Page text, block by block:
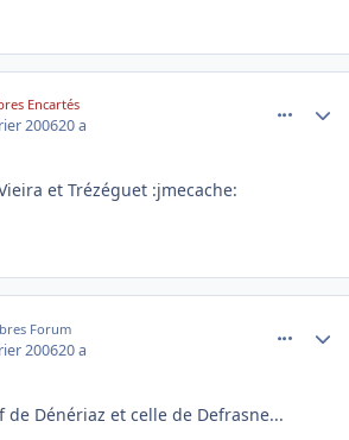
Encartés
200620 a
et Trézéguet :jmecache:
Forum
200620 a
de Dénériaz et celle de Defrasne...